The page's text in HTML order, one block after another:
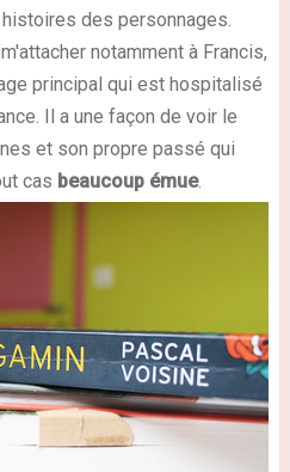
des personnages.
notamment à Francis,
principal qui est hospitalisé
Il a une façon de voir le
et son propre passé qui
cas beaucoup émue.